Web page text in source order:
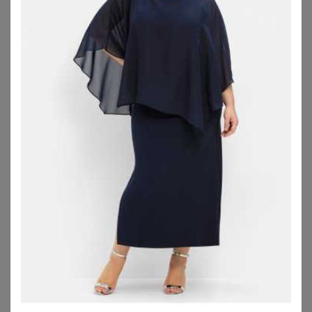
So individuell wie Cocktailkleider in großen Größen
daherkommen, sind auch die hier verwendeten
Materialien. Ob Satin, Jersey, Baumwolle oder Chiffon, mit
Spitze oder Stickereien, mit Pailletten, Perlen und
Schmucksteinen besetzt, je nach Anlass und
persönlichem Geschmack kann man hier fündig werden.
Schnitte und Designs von
Cocktailkleidern in großen Größen
Körpernahe Schnitte